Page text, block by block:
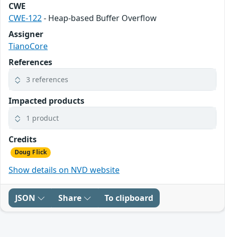
CWE
CWE-122- Heap-based Buffer Overflow
Assigner
TianoCore
References
3 references
Impacted products
1 product
Credits
Doug Flick
Show details on NVD website
JSON Share To clipboard